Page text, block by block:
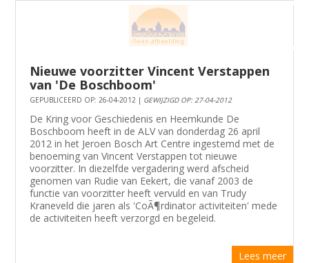
Nieuwe voorzitter Vincent Verstappen
van 'De Boschboom'
GEPUBLICEERD OP: 26-04-2012 | GEWIJZIGD OP: 27-04-2012
De Kring voor Geschiedenis en Heemkunde De
Boschboom heeft in de ALV van donderdag 26 april
2012 in het Jeroen Bosch Art Centre ingestemd met de
benoeming van Vincent Verstappen tot nieuwe
voorzitter. In diezelfde vergadering werd afscheid
genomen van Rudie van Eekert, die vanaf 2003 de
functie van voorzitter heeft vervuld en van Trudy
Kraneveld die jaren als 'CoÃ¶rdinator activiteiten' mede
de activiteiten heeft verzorgd en begeleid.
Lees meer